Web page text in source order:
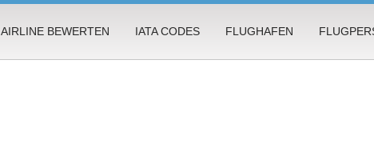
AIRLINE BEWERTEN IATA CODES FLUGHAFEN